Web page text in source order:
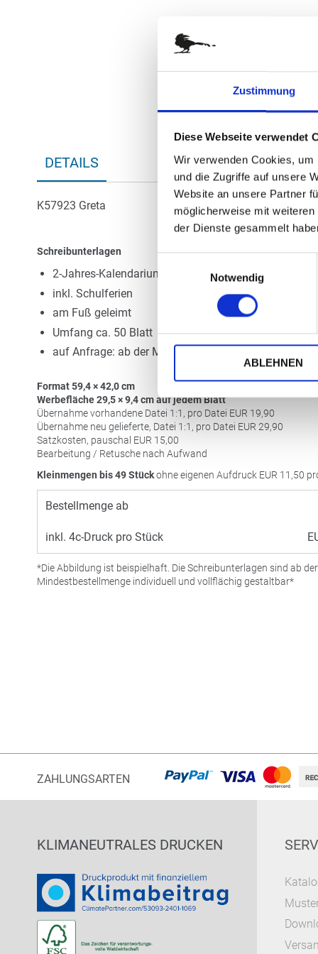
Zustimmung
Diese Webseite verwendet
Wir verwenden Cookies,
und die Zugriffe auf unsere
Website an unsere Partner
möglicherweise mit
der Dienste gesammelt
Notwendig
ABLEHNEN
DETAILS
K57923 Greta
Schreibunterlagen
2-Jahres-Kalendarium 2027-2028
inkl. Schulferien
am Fuß geleimt
Umfang ca. 50 Blatt
auf Anfrage: ab der Mindestbestellmenge mit
Format 59,4 × 42,0 cm
Werbefläche 29,5 × 9,4 cm auf jedem Blatt
Übernahme vorhandene Datei 1:1, pro Datei EUR 19,90
Übernahme neu gelieferte, Datei 1:1, pro Datei EUR 29,90
Satzkosten, pauschal EUR 15,00
Bearbeitung / Retusche nach Aufwand
Kleinmengen bis 49 Stückohne eigenen Aufdruck EUR 11,50
Bestellmenge ab
inkl. 4c-Druck pro Stück
*Die Abbildung ist beispielhaft. Die Schreibunterlagen sind ab der
Mindestbestellmenge individuell und vollflächig gestaltbar*
ZAHLUNGSARTEN
KLIMANEUTRALES DRUCKEN